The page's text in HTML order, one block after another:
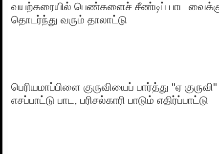
வயற்கரையில் பெண்களைச் சீண்டிப் பாட
தொடர்ந்து வரும் தாலாட்டு
பெரியமாப்பிளை குருவியைப் பார்த்து "ஏ
எசப்பாட்டு பாட, பரிசல்காரி பாடும் எதிர்ப்பாட்டு